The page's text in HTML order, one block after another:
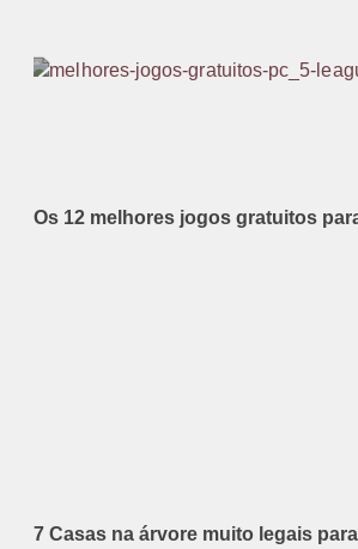
Os 12 melhores jogos gratuitos
7 Casas na árvore muito legais